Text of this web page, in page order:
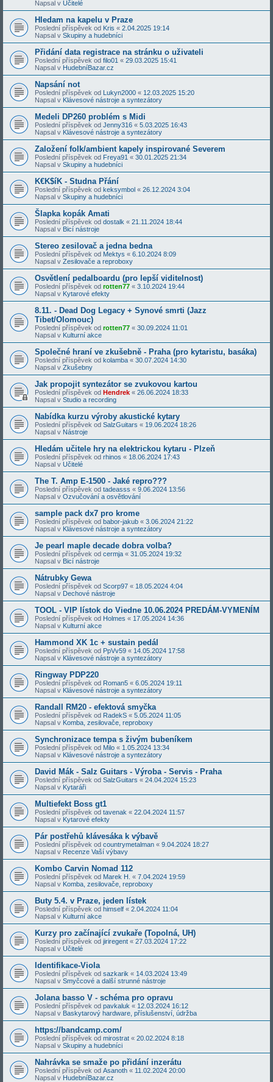
Napsal v Učitelé
Hledam na kapelu v Praze
Poslední příspěvek od Kris « 2.04.2025 19:14
Napsal v Skupiny a hudebníci
Přidání data registrace na stránku o uživateli
Poslední příspěvek od filo01 « 29.03.2025 15:41
Napsal v HudebníBazar.cz
Napsání not
Poslední příspěvek od Lukyn2000 « 12.03.2025 15:20
Napsal v Klávesové nástroje a syntezátory
Medeli DP260 problém s Midi
Poslední příspěvek od Jenny316 « 5.03.2025 16:43
Napsal v Klávesové nástroje a syntezátory
Založení folk/ambient kapely inspirované Severem
Poslední příspěvek od Freya91 « 30.01.2025 21:34
Napsal v Skupiny a hudebníci
K€K$íK - Studna Přání
Poslední příspěvek od keksymbol « 26.12.2024 3:04
Napsal v Skupiny a hudebníci
Šlapka kopák Amati
Poslední příspěvek od dostalk « 21.11.2024 18:44
Napsal v Bicí nástroje
Stereo zesilovač a jedna bedna
Poslední příspěvek od Mektys « 6.10.2024 8:09
Napsal v Zesilovače a reproboxy
Osvětlení pedalboardu (pro lepší viditelnost)
Poslední příspěvek od rotten77 « 3.10.2024 19:44
Napsal v Kytarové efekty
8.11. - Dead Dog Legacy + Synové smrti (Jazz
Tibet/Olomouc)
Poslední příspěvek od rotten77 « 30.09.2024 11:01
Napsal v Kulturní akce
Společné hraní ve zkušebně - Praha (pro kytaristu, basáka)
Poslední příspěvek od kolamba « 30.07.2024 14:30
Napsal v Zkušebny
Jak propojit syntezátor se zvukovou kartou
Poslední příspěvek od Hendrek « 26.06.2024 18:33
Napsal v Studio a recording
Nabídka kurzu výroby akustické kytary
Poslední příspěvek od SalzGuitars « 19.06.2024 18:26
Napsal v Nástroje
Hledám učitele hry na elektrickou kytaru - Plzeň
Poslední příspěvek od rhinos « 18.06.2024 17:43
Napsal v Učitelé
The T. Amp E-1500 - Jaké repro???
Poslední příspěvek od tadeasss « 9.06.2024 13:56
Napsal v Ozvučování a osvětlování
sample pack dx7 pro krome
Poslední příspěvek od babor-jakub « 3.06.2024 21:22
Napsal v Klávesové nástroje a syntezátory
Je pearl maple decade dobra volba?
Poslední příspěvek od cermja « 31.05.2024 19:32
Napsal v Bicí nástroje
Nátrubky Gewa
Poslední příspěvek od Scorp97 « 18.05.2024 4:04
Napsal v Dechové nástroje
TOOL - VIP lístok do Viedne 10.06.2024 PREDÁM-VYMENÍM
Poslední příspěvek od Holmes « 17.05.2024 14:36
Napsal v Kulturní akce
Hammond XK 1c + sustain pedál
Poslední příspěvek od PpVv59 « 14.05.2024 17:58
Napsal v Klávesové nástroje a syntezátory
Ringway PDP220
Poslední příspěvek od Roman5 « 6.05.2024 19:11
Napsal v Klávesové nástroje a syntezátory
Randall RM20 - efektová smyčka
Poslední příspěvek od RadekS « 5.05.2024 11:05
Napsal v Komba, zesilovače, reproboxy
Synchronizace tempa s živým bubeníkem
Poslední příspěvek od Milo « 1.05.2024 13:34
Napsal v Klávesové nástroje a syntezátory
David Mák - Salz Guitars - Výroba - Servis - Praha
Poslední příspěvek od SalzGuitars « 24.04.2024 15:23
Napsal v Kytaráři
Multiefekt Boss gt1
Poslední příspěvek od tavenak « 22.04.2024 11:57
Napsal v Kytarové efekty
Pár postřehů klávesáka k výbavě
Poslední příspěvek od countrymetalman « 9.04.2024 18:27
Napsal v Recenze Vaší výbavy
Kombo Carvin Nomad 112
Poslední příspěvek od Marek H. « 7.04.2024 19:59
Napsal v Komba, zesilovače, reproboxy
Buty 5.4. v Praze, jeden lístek
Poslední příspěvek od himself « 2.04.2024 11:04
Napsal v Kulturní akce
Kurzy pro začínající zvukaře (Topolná, UH)
Poslední příspěvek od jiriregent « 27.03.2024 17:22
Napsal v Učitelé
Identifikace-Viola
Poslední příspěvek od sazkarik « 14.03.2024 13:49
Napsal v Smyčcové a další strunné nástroje
Jolana basso V - schéma pro opravu
Poslední příspěvek od pavkaluk « 12.03.2024 16:12
Napsal v Baskytarový hardware, příslušenství, údržba
https://bandcamp.com/
Poslední příspěvek od mirostrat « 20.02.2024 8:18
Napsal v Skupiny a hudebníci
Nahrávka se smaže po přidání inzerátu
Poslední příspěvek od Asanoth « 11.02.2024 20:00
Napsal v HudebníBazar.cz